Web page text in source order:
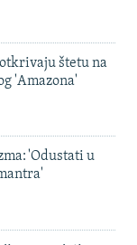
štetu na
'Amazona'
'Odustati u